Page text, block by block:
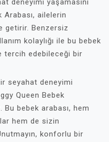
deneyimi yaşamasını
Arabası, ailelerin
getirir. Benzersiz
kolaylığı ile bu bebek
tercih edebileceği bir
seyahat deneyimi
Queen Bebek
bebek arabası, hem
hem de sizin
konforlu bir